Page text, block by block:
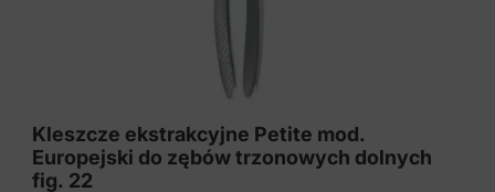
Kleszcze ekstrakcyjne Petite mod.
Europejski do zębów trzonowych dolnych
fig. 22